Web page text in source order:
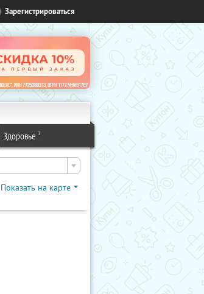
Зарегистрироваться
Здоровье 1
Показать на карте